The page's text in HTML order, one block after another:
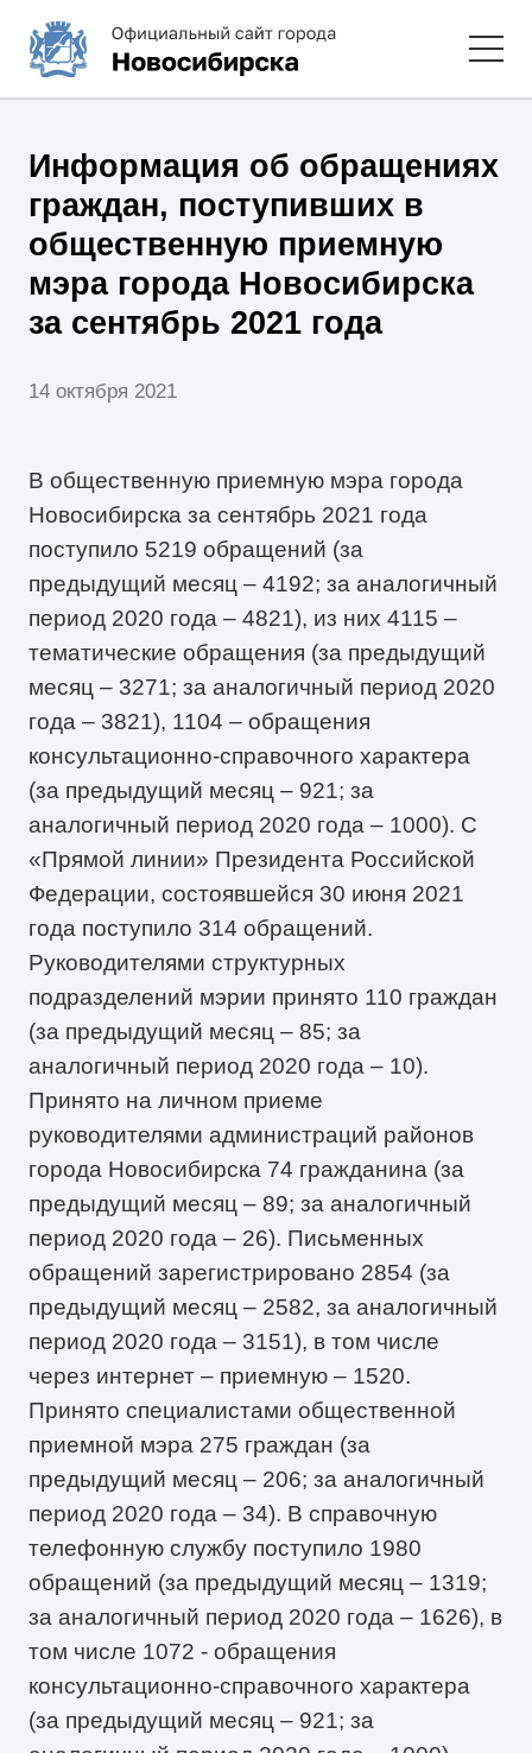
Информация об обращениях
граждан, поступивших в
общественную приемную
мэра города Новосибирска
за сентябрь 2021 года
14 октября 2021
В общественную приемную мэра города
Новосибирска за сентябрь 2021 года
поступило 5219 обращений (за
предыдущий месяц – 4192; за аналогичный
период 2020 года – 4821), из них 4115 –
тематические обращения (за предыдущий
месяц – 3271; за аналогичный период 2020
года – 3821), 1104 – обращения
консультационно-справочного характера
(за предыдущий месяц – 921; за
аналогичный период 2020 года – 1000). С
«Прямой линии» Президента Российской
Федерации, состоявшейся 30 июня 2021
года поступило 314 обращений.
Руководителями структурных
подразделений мэрии принято 110 граждан
(за предыдущий месяц – 85; за
аналогичный период 2020 года – 10).
Принято на личном приеме
руководителями администраций районов
города Новосибирска 74 гражданина (за
предыдущий месяц – 89; за аналогичный
период 2020 года – 26). Письменных
обращений зарегистрировано 2854 (за
предыдущий месяц – 2582, за аналогичный
период 2020 года – 3151), в том числе
через интернет – приемную – 1520.
Принято специалистами общественной
приемной мэра 275 граждан (за
предыдущий месяц – 206; за аналогичный
период 2020 года – 34). В справочную
телефонную службу поступило 1980
обращений (за предыдущий месяц – 1319;
за аналогичный период 2020 года – 1626), в
том числе 1072 - обращения
консультационно-справочного характера
(за предыдущий месяц – 921; за